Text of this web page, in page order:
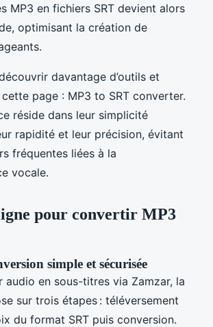
MP3 en fichiers SRT devient alors
optimisant la création de
davantage d’outils et
page : MP3 to SRT converter.
réside dans leur simplicité
rapidité et leur précision, évitant
fréquentes liées à la
vocale.
pour convertir MP3
simple et sécurisée
audio en sous-titres via Zamzar, la
sur trois étapes : téléversement
du format SRT puis conversion.